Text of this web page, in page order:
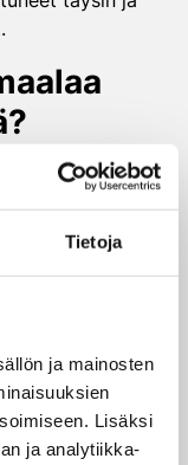
Tietoja
ja mainosten
Lisäksi
ja analytiikka-
jää
maalin
painetta
johtaa